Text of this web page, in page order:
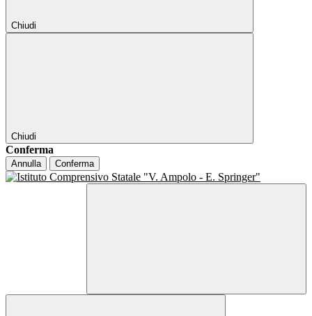
Chiudi
Chiudi
Conferma
Annulla Conferma